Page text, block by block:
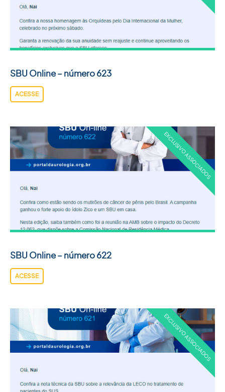
SBU Online – número 623
ACESSE
SBU Online – número 622
ACESSE